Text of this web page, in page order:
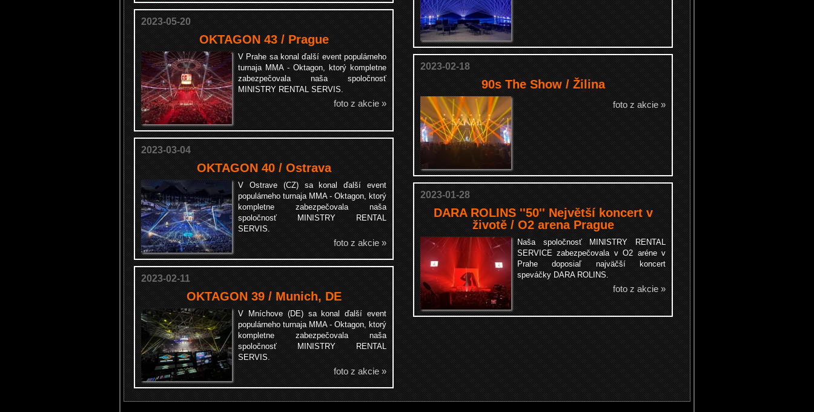
2023-05-20
OKTAGON 43 / Prague
V Prahe sa konal ďalší event populárneho
turnaja MMA - Oktagon, ktorý kompletne
zabezpečovala naša spoločnosť
MINISTRY RENTAL SERVIS.
foto z akcie »
2023-03-04
OKTAGON 40 / Ostrava
V Ostrave (CZ) sa konal ďalší event
populárneho turnaja MMA - Oktagon, ktorý
kompletne zabezpečovala naša
spoločnosť MINISTRY RENTAL
SERVIS.
foto z akcie »
2023-02-11
OKTAGON 39 / Munich, DE
V Mníchove (DE) sa konal ďalší event
populárneho turnaja MMA - Oktagon, ktorý
kompletne zabezpečovala naša
spoločnosť MINISTRY RENTAL
SERVIS.
foto z akcie »
2023-02-18
90s The Show / Žilina
foto z akcie »
2023-01-28
DARA ROLINS ''50'' Největší koncert v
životě / O2 arena Prague
Naša spoločnosť MINISTRY RENTAL
SERVICE zabezpečovala v O2 aréne v
Prahe doposiaľ najväčší koncert
speváčky DARA ROLINS.
foto z akcie »